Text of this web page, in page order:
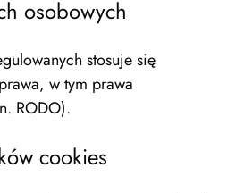
osobowych
stosuje się
w tym prawa
RODO).
cookies